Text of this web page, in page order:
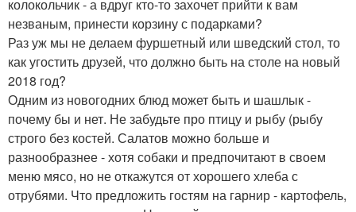
колокольчик - а вдруг кто-то захочет прийти к вам
незваным, принести корзину с подарками?
Раз уж мы не делаем фуршетный или шведский стол, то
как угостить друзей, что должно быть на столе на новый
2018 год?
Одним из новогодних блюд может быть и шашлык -
почему бы и нет. Не забудьте про птицу и рыбу (рыбу
строго без костей. Салатов можно больше и
разнообразнее - хотя собаки и предпочитают в своем
меню мясо, но не откажутся от хорошего хлеба с
отрубями. Что предложить гостям на гарнир - картофель,